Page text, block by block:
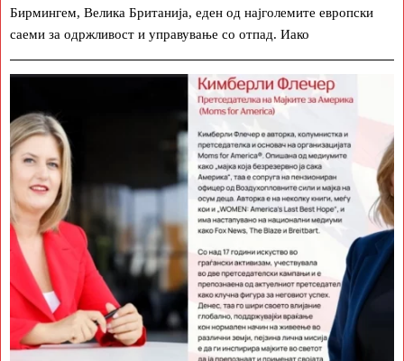
Бирмингем, Велика Британија, еден од најголемите европски
саеми за одржливост и управување со отпад. Иако